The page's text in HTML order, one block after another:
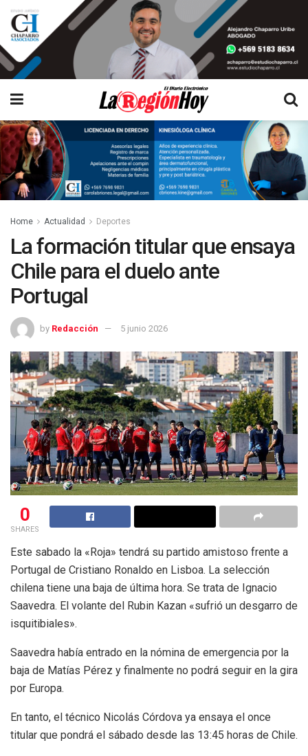
Home Actualidad Deportes
La formación titular que ensaya
Chile para el duelo ante
Portugal
by Redacción 5 junio 2026
0
SHARES
Este sabado la «Roja» tendrá su partido amistoso frente a
Portugal de Cristiano Ronaldo en Lisboa. La selección
chilena tiene una baja de última hora. Se trata de Ignacio
Saavedra. El volante del Rubin Kazan «sufrió un desgarro de
isquitibiales».
Saavedra había entrado en la nómina de emergencia por la
baja de Matías Pérez y finalmente no podrá seguir en la gira
por Europa.
En tanto, el técnico Nicolás Córdova ya ensaya el once
titular que pondrá el sábado desde las 13:45 horas de Chile.